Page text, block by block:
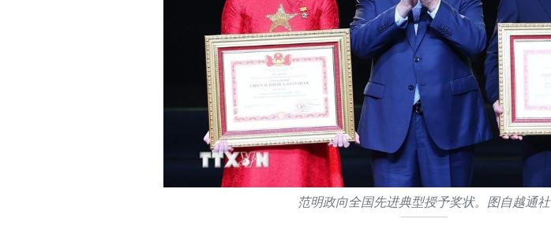
范明政向全国先进典型授予奖状。图自越通社